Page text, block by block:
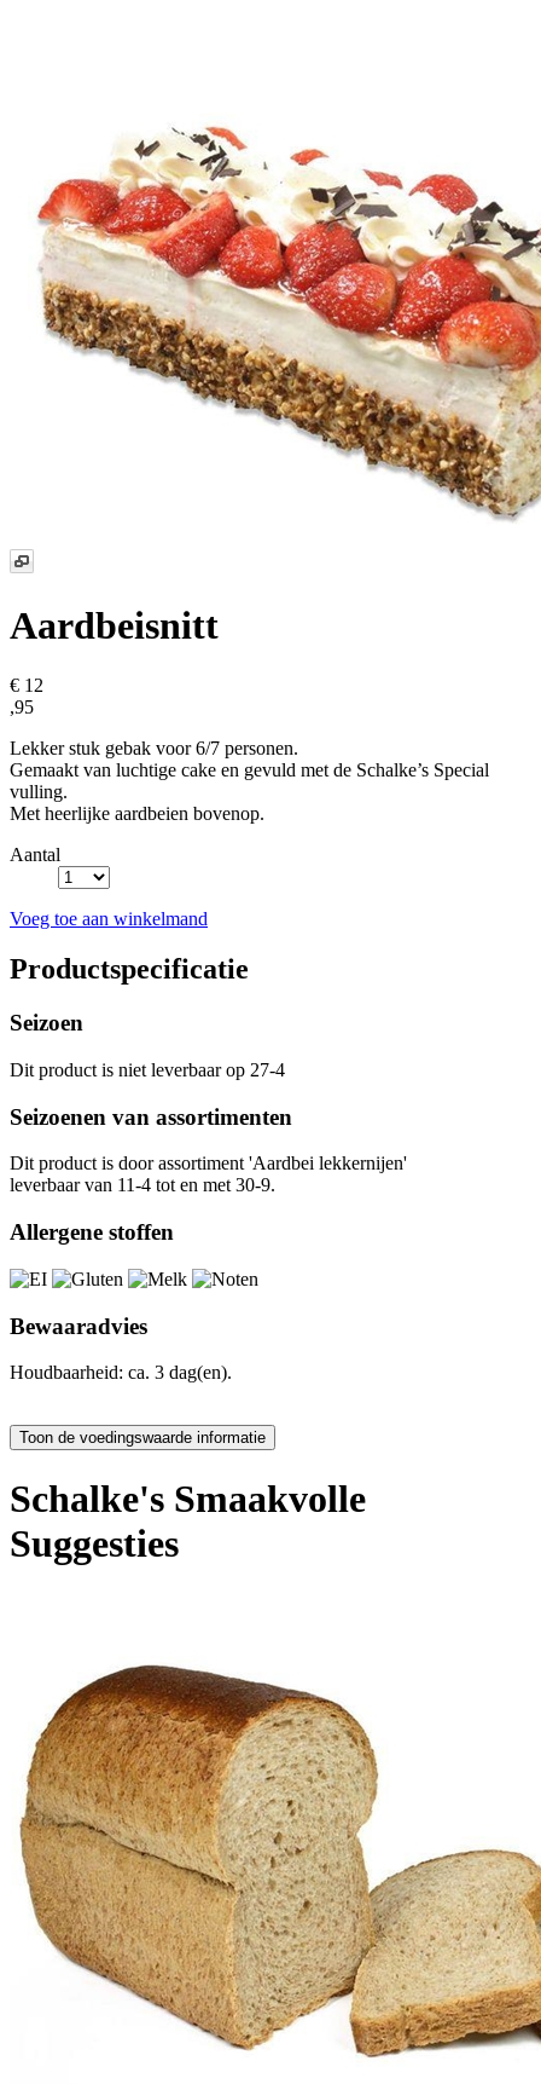
Aardbeisnitt
€ 12
,95
Lekker stuk gebak voor 6/7 personen.
Gemaakt van luchtige cake en gevuld met de Schalke’s Special
vulling.
Met heerlijke aardbeien bovenop.
Aantal
Voeg toe aan winkelmand
Productspecificatie
Seizoen
Dit product is niet leverbaar op 27-4
Seizoenen van assortimenten
Dit product is door assortiment 'Aardbei lekkernijen'
leverbaar van 11-4 tot en met 30-9.
Allergene stoffen
Bewaaradvies
Houdbaarheid: ca. 3 dag(en).
Schalke's Smaakvolle
Suggesties